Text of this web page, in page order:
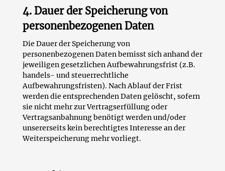
4. Dauer der Speicherung von
personenbezogenen Daten
Die Dauer der Speicherung von
personenbezogenen Daten bemisst sich anhand der
jeweiligen gesetzlichen Aufbewahrungsfrist (z.B.
handels- und steuerrechtliche
Aufbewahrungsfristen). Nach Ablauf der Frist
werden die entsprechenden Daten gelöscht, sofern
sie nicht mehr zur Vertragserfüllung oder
Vertragsanbahnung benötigt werden und/oder
unsererseits kein berechtigtes Interesse an der
Weiterspeicherung mehr vorliegt.